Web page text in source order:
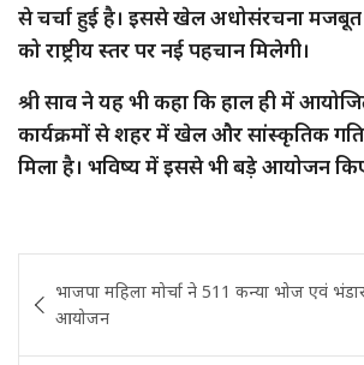
से चर्चा हुई है। इससे खेल अधोसंरचना मजबूत
को राष्ट्रीय स्तर पर नई पहचान मिलेगी।
श्री साव ने यह भी कहा कि हाल ही में
कार्यक्रमों से शहर में खेल और सांस्कृतिक
मिला है। भविष्य में इससे भी बड़े आयोजन
navigation
भाजपा महिला मोर्चा ने 511 कन्या भोज एवं
आयोजन